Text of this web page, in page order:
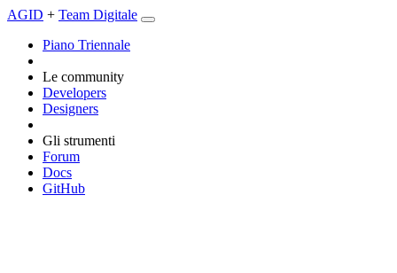
AGID + Team Digitale
Piano Triennale
Le community
Developers
Designers
Gli strumenti
Forum
Docs
GitHub